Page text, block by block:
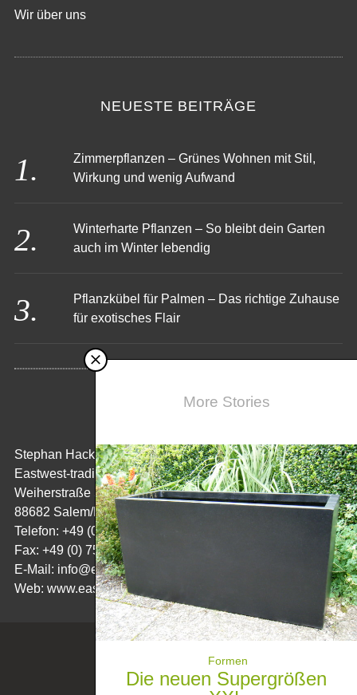
More Stories
Formen
Die neuen Supergrößen
Wir über uns
NEUESTE BEITRÄGE
Zimmerpflanzen – Grünes Wohnen mit Stil,
Wirkung und wenig Aufwand
Winterharte Pflanzen – So bleibt dein Garten
auch im Winter lebendig
Pflanzkübel für Palmen – Das richtige Zuhause
für exotisches Flair
Stephan Hack
Eastwest-trading GmbH
Weiherstraße 5
88682 Salem/Bodensee
Telefon: +49 (0) 7554/ 98 65 50
Fax: +49 (0) 7554/ 98 65 52 08
E-Mail: info@eastwest-trading.de
Web: www.eastwest-trading.de
POWERED BY WORDPRESS.